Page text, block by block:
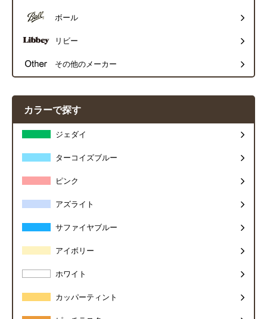
ボール
リビー
その他のメーカー
カラーで探す
ジェダイ
ターコイズブルー
ピンク
アズライト
サファイヤブルー
アイボリー
ホワイト
カッパーティント